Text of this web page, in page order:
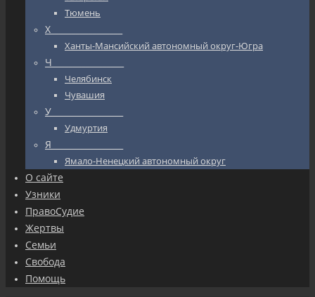
Тюмень
Х_________________
Ханты-Мансийский автономный округ-Югра
Ч_________________
Челябинск
Чувашия
У_________________
Удмуртия
Я_________________
Ямало-Ненецкий автономный округ
О сайте
Узники
ПравоСудие
Жертвы
Семьи
Свобода
Помощь